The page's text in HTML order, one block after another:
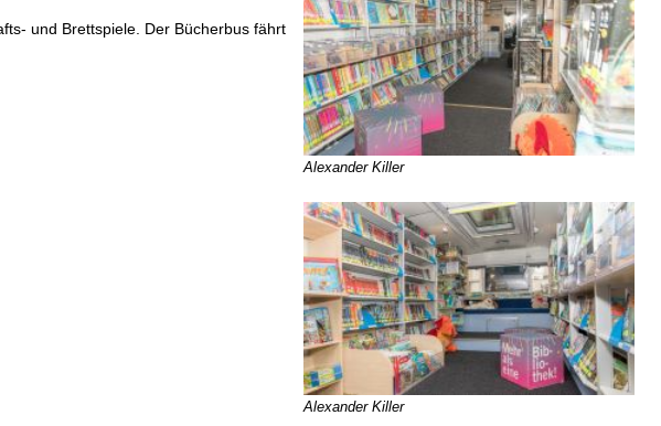
Alexander Killer
Alexander Killer
und Brettspiele. Der Bücherbus fährt